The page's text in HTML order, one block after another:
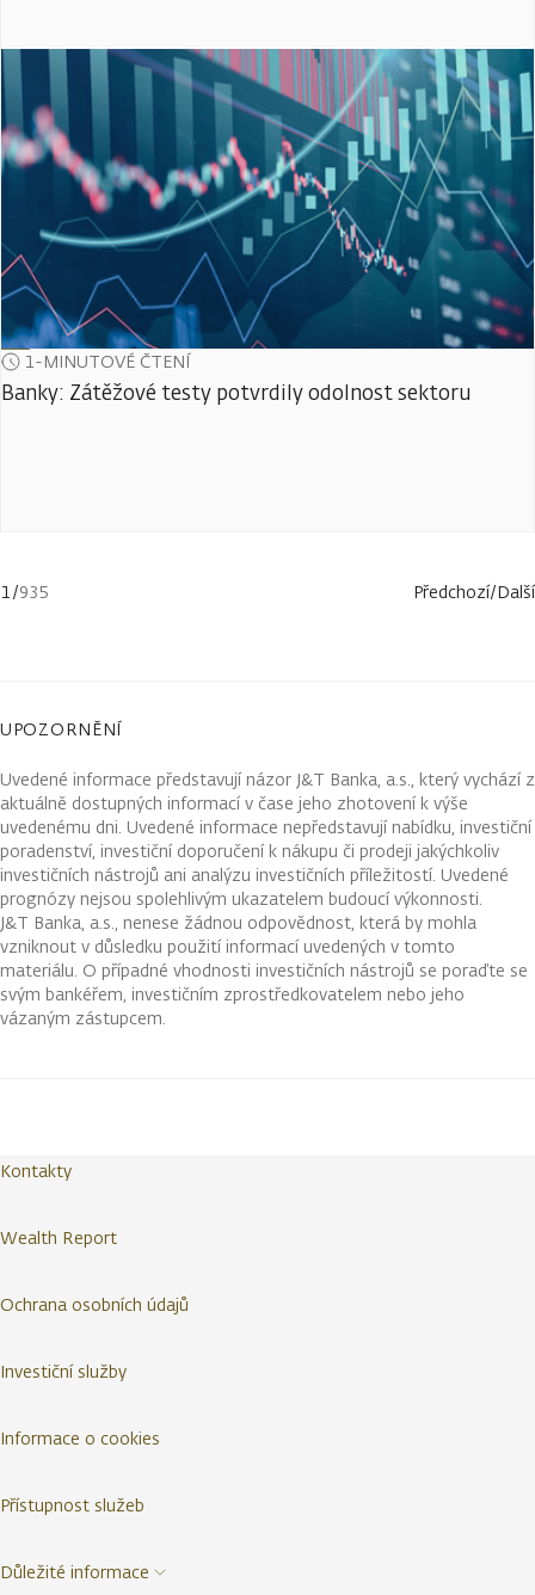
1-MINUTOVÉ ČTENÍ
Banky: Zátěžové testy potvrdily odolnost sektoru
1/935 Předchozí/Další
UPOZORNĚNÍ
Uvedené informace představují názor J&T Banka, a.s., který vychází z
aktuálně dostupných informací v čase jeho zhotovení k výše
uvedenému dni. Uvedené informace nepředstavují nabídku, investiční
poradenství, investiční doporučení k nákupu či prodeji jakýchkoliv
investičních nástrojů ani analýzu investičních příležitostí. Uvedené
prognózy nejsou spolehlivým ukazatelem budoucí výkonnosti.
J&T Banka, a.s., nenese žádnou odpovědnost, která by mohla
vzniknout v důsledku použití informací uvedených v tomto
materiálu. O případné vhodnosti investičních nástrojů se poraďte se
svým bankéřem, investičním zprostředkovatelem nebo jeho
vázaným zástupcem.
Kontakty
Wealth Report
Ochrana osobních údajů
Investiční služby
Informace o cookies
Přístupnost služeb
Důležité informace